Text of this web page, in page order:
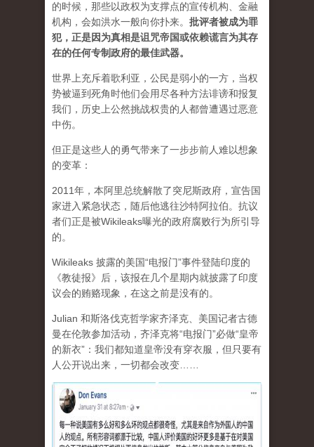
的时候，那些以政权为支撑点的宣传机构、金融
机构，会如洪水一般向你扑来。 批评者被成为罪
犯，正是因为真相是诅咒帝国或依赖谎言为其存
在的任何专制政府的最佳武器。
世界上充斥着歌利亚，公民是弱小的一方，当权
势被逼到死角时他们会用尽各种方法诽谤和报复
我们，历史上公然挑战权贵的人都曾遭遇过恶意
中伤。
但正是这些人的勇气带来了一步步前人难以想象
的变革：
2011年，本阿里总统解散了突尼斯政府，宣告国
家进入紧急状态，随后他逃往沙特阿拉伯。抗议
者们正是被Wikileaks曝光的政府腐败行为所引导
的。
Wikileaks 披露的美国“电报门”事件登陆印度的
《教徒报》后，该报在几个星期内就披露了印度
议会的贿赂现象，在这之前是没有的。
Julian 和斯洛伐克哲学家齐泽克、美国记者古德
曼在伦敦参加活动，齐泽克将“电报门”必做“皇帝
的新衣”：我们都知道皇帝没有穿衣服，但只要有
人公开说出来，一切都会改变……